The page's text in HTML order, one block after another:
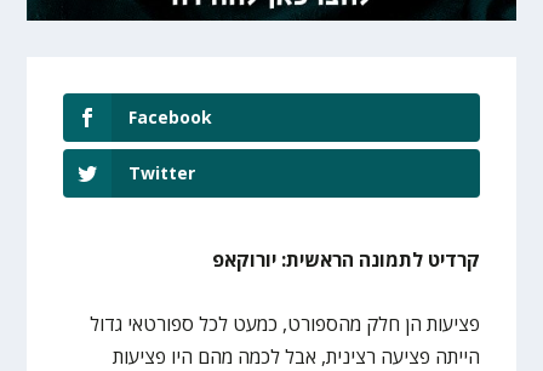
Facebook
Twitter
קרדיט לתמונה הראשית: יורוקאפ
פציעות הן חלק מהספורט, כמעט לכל ספורטאי גדול
הייתה פציעה רצינית, אבל לכמה מהם היו פציעות